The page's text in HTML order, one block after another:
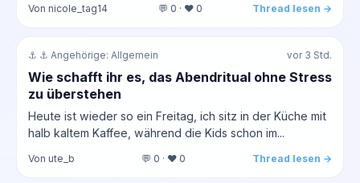
Von nicole_tag14 💬 0 · ❤️ 0 Thread lesen →
⚓ ⚓ Angehörige: Allgemein vor 3 Std.
Wie schafft ihr es, das Abendritual ohne Stress
zu überstehen
Heute ist wieder so ein Freitag, ich sitz in der Küche mit
halb kaltem Kaffee, während die Kids schon im...
Von ute_b 💬 0 · ❤️ 0 Thread lesen →